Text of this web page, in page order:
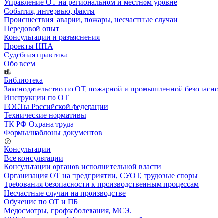
Управление ОТ на региональном и местном уровне
События, интервью, факты
Происшествия, аварии, пожары, несчастные случаи
Передовой опыт
Консультации и разъяснения
Проекты НПА
Судебная практика
Обо всем
Библиотека
Законодательство по ОТ, пожарной и промышленной
Инструкции по ОТ
ГОСТы Российской федерации
Технические нормативы
ТК РФ Охрана труда
Формы/шаблоны документов
Консультации
Все консультации
Консультации органов исполнительной власти
Организация ОТ на предприятии, СУОТ, трудовые споры
Требования безопасности к производственным процессам
Несчастные случаи на производстве
Обучение по ОТ и ПБ
Медосмотры, профзаболевания, МСЭ.